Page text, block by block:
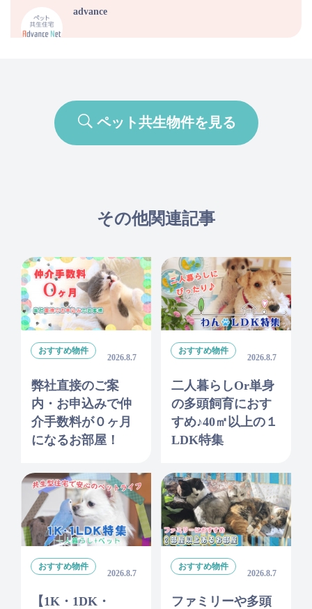
advance
ペット共生物件を見る
その他関連記事
おすすめ物件
2026.8.7
弊社直接のご案
内・お申込みで仲
介手数料が０ヶ月
になるお部屋！
おすすめ物件
2026.8.7
二人暮らしor単身
の多頭飼育におす
すめ♪40㎡以上の１
LDK特集
おすすめ物件
2026.8.7
【1K・1DK・
おすすめ物件
2026.8.7
ファミリーや多頭